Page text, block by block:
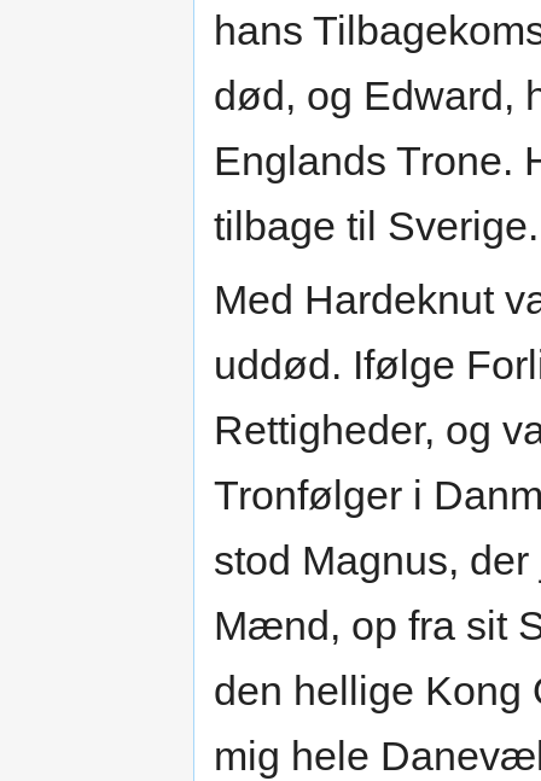
hans
død, og Edward,
Englands Trone.
tilbage til Sverige.
Med Hardeknut
uddød. Ifølge
Rettigheder, og
Tronfølger i
stod Magnus,
Mænd, op fra sit
den hellige Kong
mig hele